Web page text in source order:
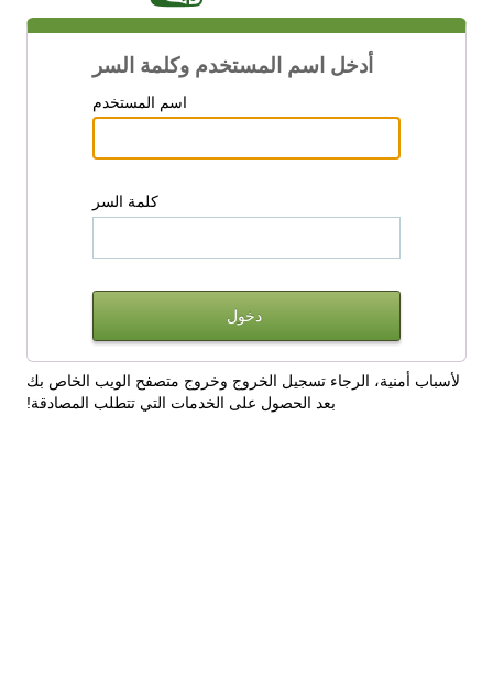
أدخل اسم المستخدم وكلمة السر
اسم المستخدم
كلمة السر
لأسباب أمنية، الرجاء تسجيل الخروج وخروج متصفح الويب الخاص بك
بعد الحصول على الخدمات التي تتطلب المصادقة!